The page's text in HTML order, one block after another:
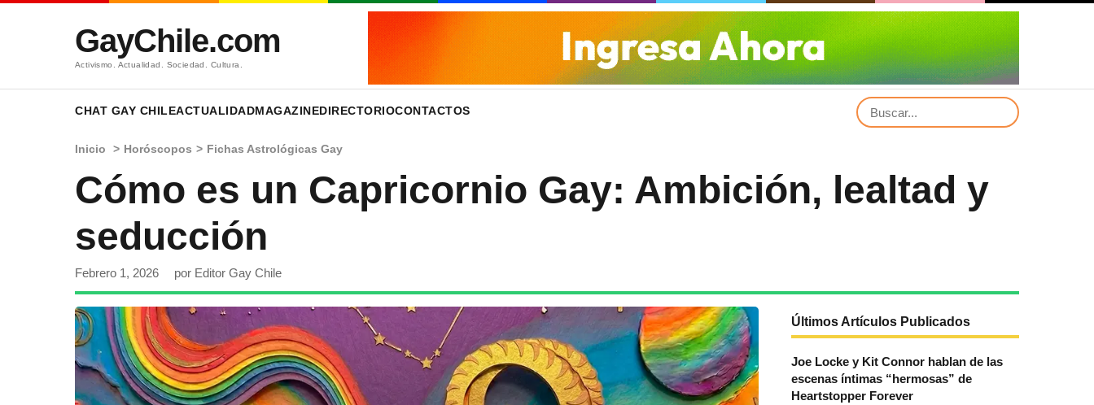
GayChile.com
Activismo. Actualidad. Sociedad. Cultura.
CHAT GAY CHILEACTUALIDADMAGAZINEDIRECTORIOCONTACTOS
Inicio > Horóscopos > Fichas Astrológicas Gay
Cómo es un Capricornio Gay: Ambición, lealtad y
seducción
Febrero 1, 2026 por Editor Gay Chile
Últimos Artículos Publicados
Joe Locke y Kit Connor hablan de las
escenas íntimas “hermosas” de
Heartstopper Forever